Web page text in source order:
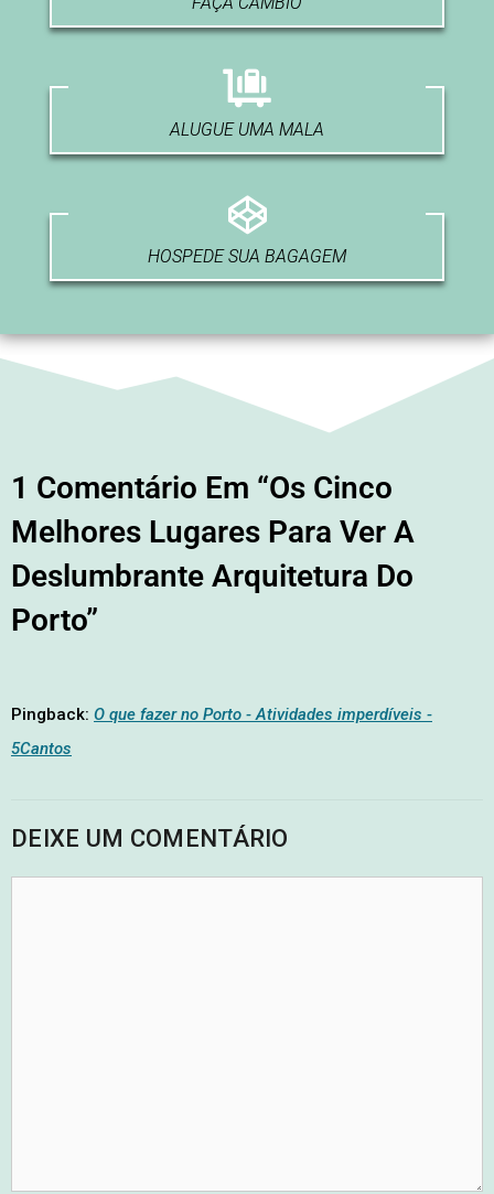
ALUGUE UMA MALA
HOSPEDE SUA BAGAGEM
1 Comentário Em “Os Cinco
Melhores Lugares Para Ver A
Deslumbrante Arquitetura Do
Porto”
Pingback: O que fazer no Porto - Atividades imperdíveis -
5Cantos
DEIXE UM COMENTÁRIO